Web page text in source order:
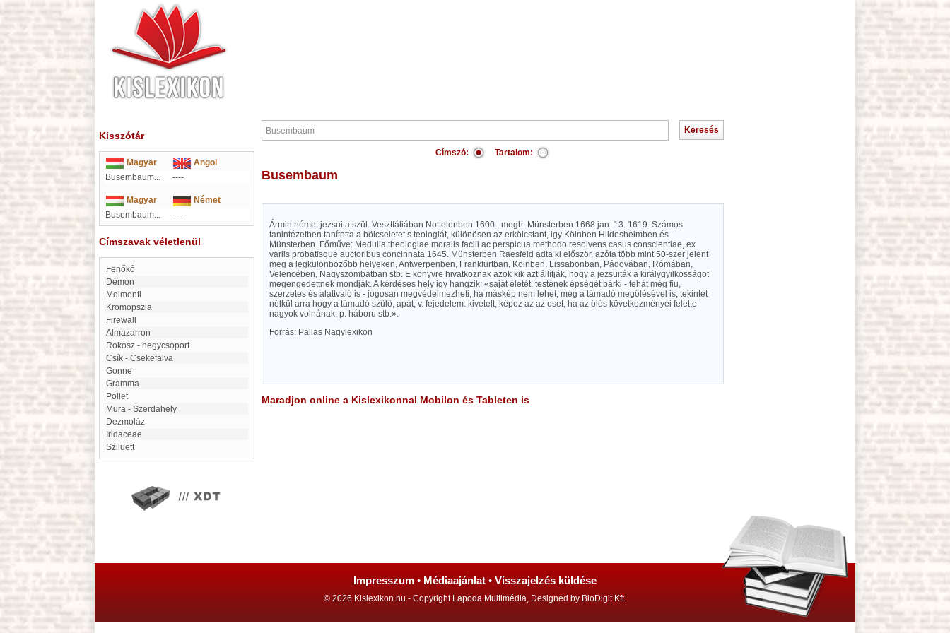
Kisszótár
Magyar
Angol
Busembaum...
----
Magyar
Német
Busembaum...
----
Címszavak véletlenül
Fenőkő
démon
Molmenti
Kromopszia
Firewall
Almazarron
Rokosz - hegycsoport
Csík - Csekefalva
Gonne
Gramma
Pollet
Mura - Szerdahely
dezmoláz
Iridaceae
sziluett
Címszó: Tartalom:
Busembaum
Ármin német jezsuita szül. Vesztfáliában Nottelenben 1600., megh. Münsterben 1668 jan. 13. 1619. Számos
tanintézetben tanította a bölcseletet s teologiát, különösen az erkölcstant, igy Kölnben Hildesheimben és
Münsterben. Főműve: Medulla theologiae moralis facili ac perspicua methodo resolvens casus conscientiae, ex
variis probatisque auctoribus concinnata 1645. Münsterben Raesfeld adta ki először, azóta több mint 50-szer jelent
meg a legkülönbözőbb helyeken, Antwerpenben, Frankfurtban, Kölnben, Lissabonban, Pádovában, Rómában,
Velencében, Nagyszombatban stb. E könyvre hivatkoznak azok kik azt állítják, hogy a jezsuiták a királygyilkosságot
megengedettnek mondják. A kérdéses hely igy hangzik: «saját életét, testének épségét bárki - tehát még fiu,
szerzetes és alattvaló is - jogosan megvédelmezheti, ha máskép nem lehet, még a támadó megölésével is, tekintet
nélkül arra hogy a támadó szülő, apát, v. fejedelem: kivételt, képez az az eset, ha az ölés következményei felette
nagyok volnának, p. háboru stb.».
Forrás: Pallas Nagylexikon
Maradjon online a Kislexikonnal Mobilon és Tableten is
Impresszum • Médiaajánlat • Visszajelzés küldése
© 2026 Kislexikon.hu - Copyright Lapoda Multimédia, Designed by BioDigit Kft.